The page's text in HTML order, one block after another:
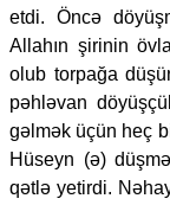
etdi. Öncə
Allahın şirinin
olub torpağa
pəhləvan
gəlmək üçün heç
Hüseyn (ə)
qətlə yetirdi.